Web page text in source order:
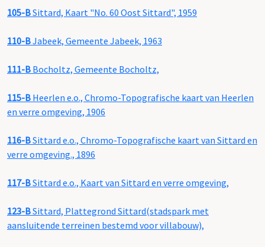
105-BSittard, Kaart "No. 60 Oost Sittard", 1959
110-BJabeek, Gemeente Jabeek, 1963
111-B Bocholtz, Gemeente Bocholtz,
115-B Heerlen e.o., Chromo-Topografische kaart van Heerlen
en verre omgeving, 1906
116-BSittard e.o., Chromo-Topografische kaart van Sittard en
verre omgeving., 1896
117-BSittard e.o., Kaart van Sittard en verre omgeving,
123-BSittard, Plattegrond Sittard(stadspark met
aansluitende terreinen bestemd voor villabouw),